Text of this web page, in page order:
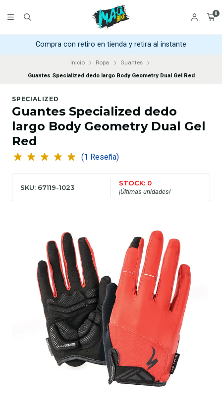
0
Compra con retiro en tienda y retira al instante
Inicio Ropa
Guantes
Guantes Specialized dedo largo Body Geometry Dual Gel Red
SPECIALIZED
Guantes Specialized dedo
largo Body Geometry Dual Gel
Red
(1 Reseña)
SKU: 67119-1023
STOCK: 0
¡Últimas unidades!